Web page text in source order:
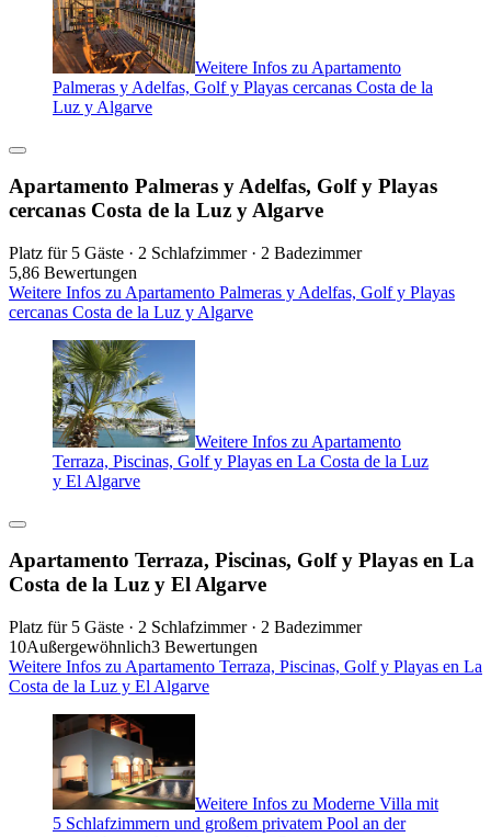
Weitere Infos zu Apartamento
Palmeras y Adelfas, Golf y Playas cercanas Costa de la
Luz y Algarve
Apartamento Palmeras y Adelfas, Golf y Playas
cercanas Costa de la Luz y Algarve
Platz für 5 Gäste · 2 Schlafzimmer · 2 Badezimmer
5,86 Bewertungen
Weitere Infos zu Apartamento Palmeras y Adelfas, Golf y Playas
cercanas Costa de la Luz y Algarve
Weitere Infos zu Apartamento
Terraza, Piscinas, Golf y Playas en La Costa de la Luz
y El Algarve
Apartamento Terraza, Piscinas, Golf y Playas en La
Costa de la Luz y El Algarve
Platz für 5 Gäste · 2 Schlafzimmer · 2 Badezimmer
10Außergewöhnlich3 Bewertungen
Weitere Infos zu Apartamento Terraza, Piscinas, Golf y Playas en La
Costa de la Luz y El Algarve
Weitere Infos zu Moderne Villa mit
5 Schlafzimmern und großem privatem Pool an der